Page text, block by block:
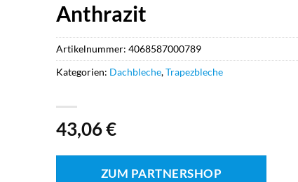
Anthrazit
43,06€
ZUM PARTNERSHOP
Artikelnummer: 4068587000789
Kategorien: Dachbleche,Trapezbleche